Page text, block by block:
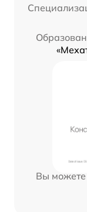
Вы можете